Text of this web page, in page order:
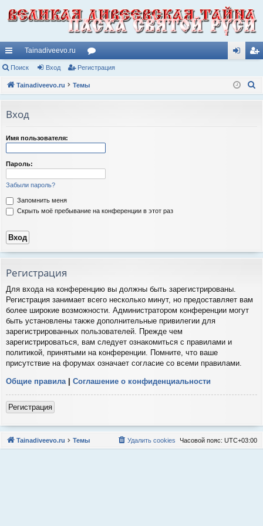
с
ы
и
Tainadiveevo.ru
ор
ум д ис
Поиск Вход Регистрация
Tainadiveevo.ru Темы
Вход
Имя пользователя:
Пароль:
Забыли пароль?
Запомнить меня
Скрыть моё пребывание на конференции в этот раз
Регистрация
Для входа на конференцию вы должны быть зарегистрированы.
Регистрация занимает всего несколько минут, но предоставляет вам
более широкие возможности. Администратором конференции могут
быть установлены также дополнительные привилегии для
зарегистрированных пользователей. Прежде чем
зарегистрироваться, вам следует ознакомиться с правилами и
политикой, принятыми на конференции. Помните, что ваше
присутствие на форумах означает согласие со всеми правилами.
Общие правила| Соглашение о конфиденциальности
Регистрация
Tainadiveevo.ru Темы Часовой пояс: UTC+03:00
Удалить cookies